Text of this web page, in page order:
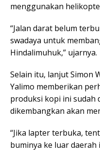
menggunakan
“Jalan darat belum
swadaya untuk
Hindalimuhuk,” ujarnya.
Selain itu, lanjut Simon
Yalimo memberikan
produksi kopi ini sudah
dikembangkan akan
“Jika lapter terbuka,
buminya ke luar daerah